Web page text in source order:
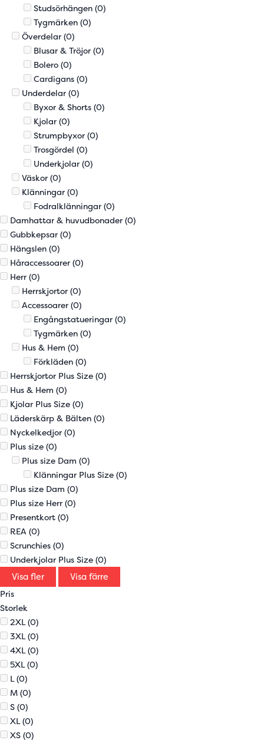
Studsörhängen (0)
Tygmärken (0)
Överdelar (0)
Blusar & Tröjor (0)
Bolero (0)
Cardigans (0)
Underdelar (0)
Byxor & Shorts (0)
Kjolar (0)
Strumpbyxor (0)
Trosgördel (0)
Underkjolar (0)
Väskor (0)
Klänningar (0)
Fodralklänningar (0)
Damhattar & huvudbonader (0)
Gubbkepsar (0)
Hängslen (0)
Håraccessoarer (0)
Herr (0)
Herrskjortor (0)
Accessoarer (0)
Engångstatueringar (0)
Tygmärken (0)
Hus & Hem (0)
Förkläden (0)
Herrskjortor Plus Size (0)
Hus & Hem (0)
Kjolar Plus Size (0)
Läderskärp & Bälten (0)
Nyckelkedjor (0)
Plus size (0)
Plus size Dam (0)
Klänningar Plus Size (0)
Plus size Dam (0)
Plus size Herr (0)
Presentkort (0)
REA (0)
Scrunchies (0)
Underkjolar Plus Size (0)
Visa fler Visa färre
Pris
Storlek
2XL (0)
3XL (0)
4XL (0)
5XL (0)
L (0)
M (0)
S (0)
XL (0)
XS (0)